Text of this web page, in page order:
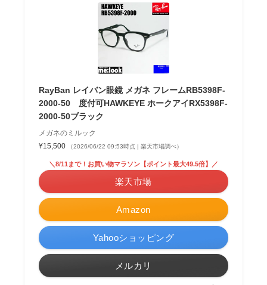
RayBan レイバン眼鏡 メガネ フレームRB5398F-
2000-50 度付可HAWKEYE ホークアイRX5398F-
2000-50ブラック
メガネのミルック
¥15,500
（2026/06/22 09:53時点 | 楽天市場調べ）
Amazon
＼8/11まで！お買い物マラソン【ポイント最大49.5倍】／
楽天市場
Yahooショッピング
メルカリ